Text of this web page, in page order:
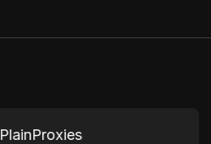
PlainProxies